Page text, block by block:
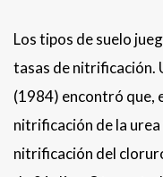
Los tipos de suelo
tasas de nitrificación.
(1984) encontró que,
nitrificación de la
nitrificación del